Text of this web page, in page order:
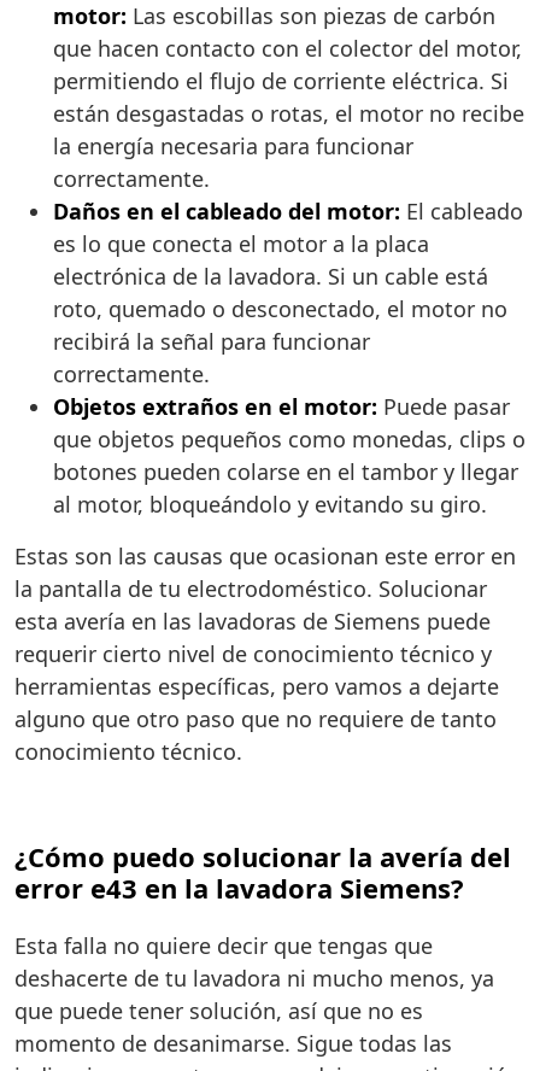
motor: Las escobillas son piezas de carbón
que hacen contacto con el colector del motor,
permitiendo el flujo de corriente eléctrica. Si
están desgastadas o rotas, el motor no recibe
la energía necesaria para funcionar
correctamente.
Daños en el cableado del motor: El cableado
es lo que conecta el motor a la placa
electrónica de la lavadora. Si un cable está
roto, quemado o desconectado, el motor no
recibirá la señal para funcionar
correctamente.
Objetos extraños en el motor: Puede pasar
que objetos pequeños como monedas, clips o
botones pueden colarse en el tambor y llegar
al motor, bloqueándolo y evitando su giro.
Estas son las causas que ocasionan este error en
la pantalla de tu electrodoméstico. Solucionar
esta avería en las lavadoras de Siemens puede
requerir cierto nivel de conocimiento técnico y
herramientas específicas, pero vamos a dejarte
alguno que otro paso que no requiere de tanto
conocimiento técnico.
¿Cómo puedo solucionar la avería del
error e43 en la lavadora Siemens?
Esta falla no quiere decir que tengas que
deshacerte de tu lavadora ni mucho menos, ya
que puede tener solución, así que no es
momento de desanimarse. Sigue todas las